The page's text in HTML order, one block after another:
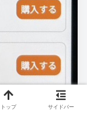
トップ サイドバー